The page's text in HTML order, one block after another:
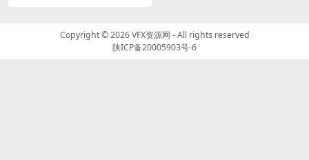
Copyright © 2026VFX资源网 - All rights reserved
陕ICP备20005903号-6